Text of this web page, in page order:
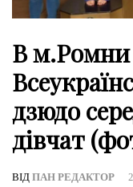
В м.Ромни
дзюдо
дівчат
ВІД ПАН РЕДАКТОР